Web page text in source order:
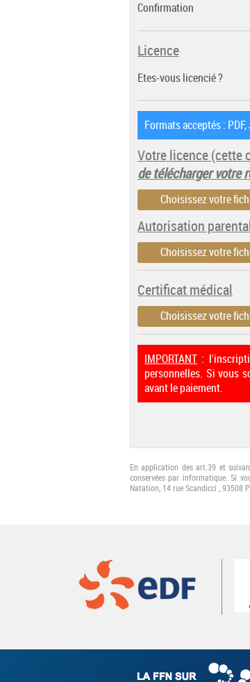
Confirmation
Licence
Etes-vous licencié ?
Formats acceptés :
Votre licence(cette
de télécharger votre
Choisissez votre
Autorisation
Choisissez votre
Certificat médical
Choisissez votre
IMPORTANT :
personnelles. Si vous
avant le paiement.
En application des art.39 et
conservées par informatique. Si
Natation, 14 rue Scandicci , 93508